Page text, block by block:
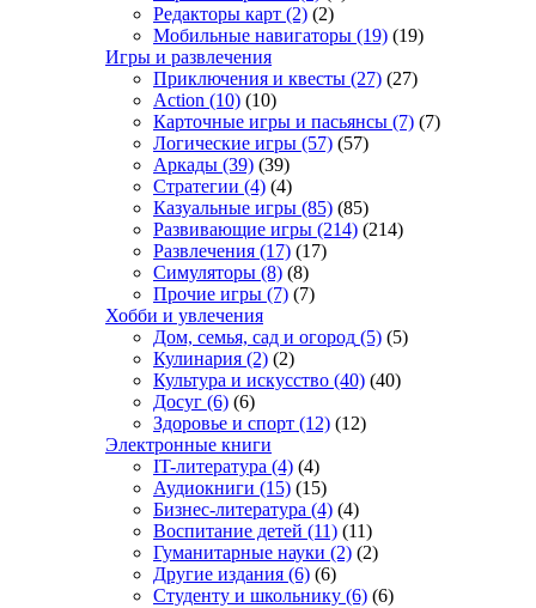
Редакторы карт (2) (2)
Мобильные навигаторы (19) (19)
Игры и развлечения
Приключения и квесты (27) (27)
Action (10) (10)
Карточные игры и пасьянсы (7) (7)
Логические игры (57) (57)
Аркады (39) (39)
Стратегии (4) (4)
Казуальные игры (85) (85)
Развивающие игры (214) (214)
Развлечения (17) (17)
Симуляторы (8) (8)
Прочие игры (7) (7)
Хобби и увлечения
Дом, семья, сад и огород (5) (5)
Кулинария (2) (2)
Культура и искусство (40) (40)
Досуг (6) (6)
Здоровье и спорт (12) (12)
Электронные книги
IT-литература (4) (4)
Аудиокниги (15) (15)
Бизнес-литература (4) (4)
Воспитание детей (11) (11)
Гуманитарные науки (2) (2)
Другие издания (6) (6)
Студенту и школьнику (6) (6)